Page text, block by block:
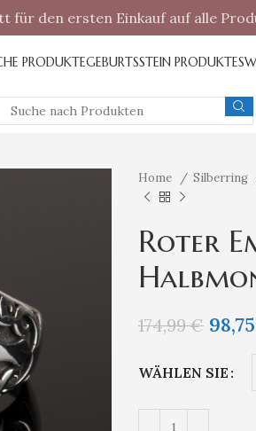
für den ersten Einkauf auf alle
PRODUKTEGEBURTSSTEIN PRODUKTE
Home Silberring
Roter
174,99€ 98,75
WÄHLEN SIE